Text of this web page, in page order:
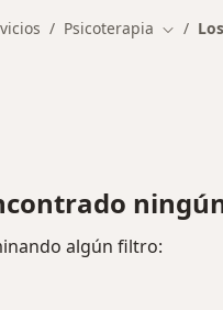
Psicoterapia
algún filtro: